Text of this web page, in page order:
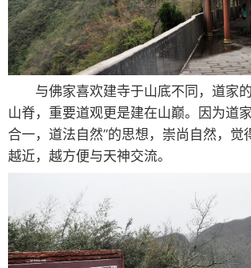
与佛家喜欢建寺于山底不同，道家
山脊，重要道观更是建在山巅。因为道
合一，道法自然”的思想，崇尚自然，觉
越近，越方便与天神交流。